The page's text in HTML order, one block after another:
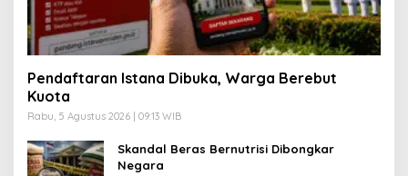
Pendaftaran Istana Dibuka, Warga Berebut
Kuota
Rabu, 5 Agustus 2026 | 09:13 WIB
Skandal Beras Bernutrisi Dibongkar
Negara